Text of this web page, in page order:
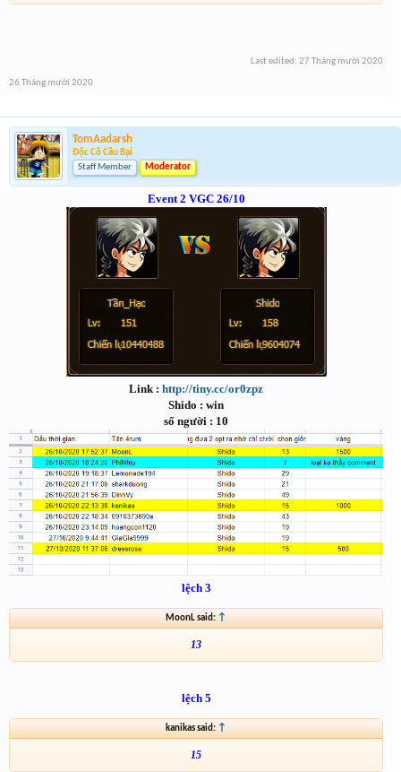
Last edited: 27 Tháng mười 2020
26 Tháng mười 2020
TomAadarsh
Độc Cô Cầu Bại
Staff Member
Moderator
Event 2 VGC 26/10
Link : http://tiny.cc/or0zpz
Shido : win
số người : 10
lệch 3
MoonL said: ↑
13
lệch 5
kanikas said: ↑
15